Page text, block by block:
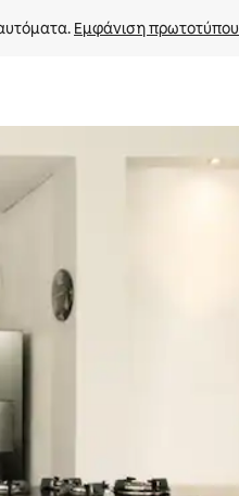
Εμφάνιση πρωτοτύπου